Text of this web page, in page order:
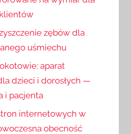
zębów dla
uśmiechu
aparat
dzieci i dorosłych —
i pacjenta
internetowych w
obecność